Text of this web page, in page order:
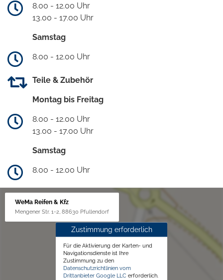
8.00 - 12.00 Uhr
13.00 - 17.00 Uhr
Samstag
8.00 - 12.00 Uhr
Teile & Zubehör
Montag bis Freitag
8.00 - 12.00 Uhr
13.00 - 17.00 Uhr
Samstag
8.00 - 12.00 Uhr
WeMa Reifen & Kfz
Mengener Str. 1-2, 88630 Pfullendorf
Zustimmung erforderlich
Für die Aktivierung der Karten- und
Navigationsdienste ist Ihre
Zustimmung zu den
Datenschutzrichtlinien vom
Drittanbieter Google LLC erforderlich.